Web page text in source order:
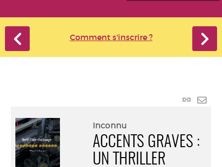
Comment s'inscrire ?
Lien
Inconnu
ACCENTS GRAVES :
UN THRILLER